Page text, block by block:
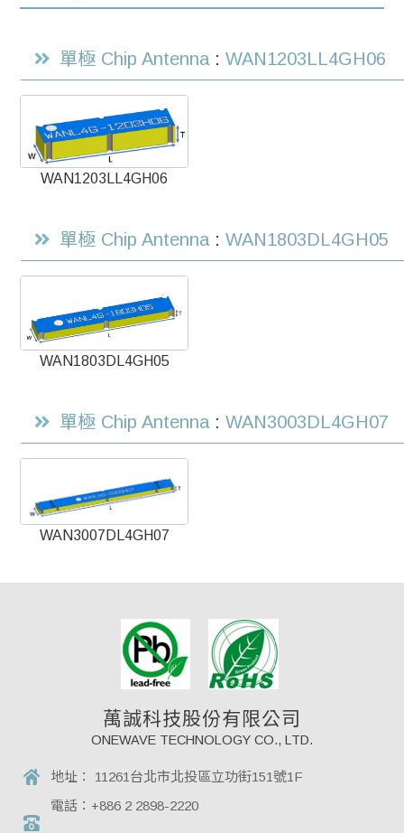
單極 Chip Antenna :WAN1203LL4GH06
WAN1203LL4GH06
單極 Chip Antenna :WAN1803DL4GH05
WAN1803DL4GH05
單極 Chip Antenna :WAN3003DL4GH07
WAN3007DL4GH07
萬誠科技股份有限公司
ONEWAVE TECHNOLOGY CO., LTD.
地址： 11261台北市北投區立功街151號1F
電話： +886 2 2898-2220